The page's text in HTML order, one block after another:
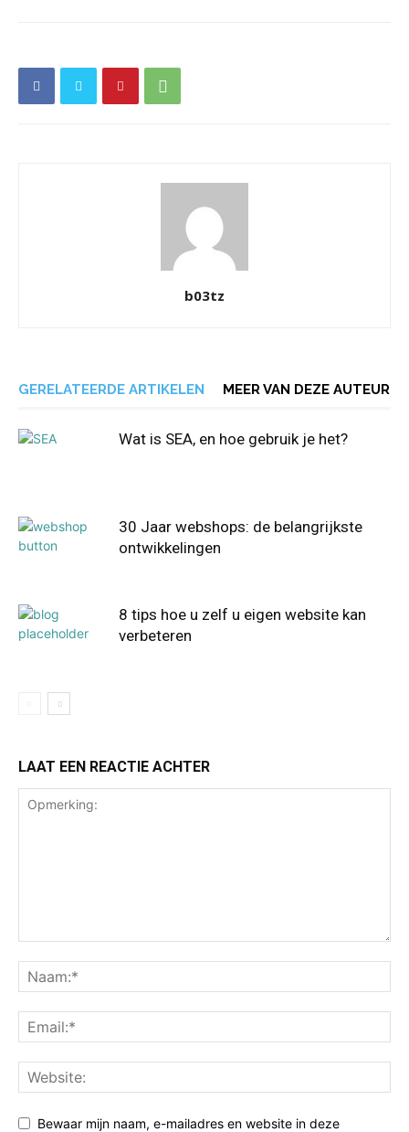
b03tz
GERELATEERDE ARTIKELEN MEER VAN DEZE AUTEUR
Wat is SEA, en hoe gebruik je het?
30 Jaar webshops: de belangrijkste
ontwikkelingen
8 tips hoe u zelf u eigen website kan
verbeteren
LAAT EEN REACTIE ACHTER
Bewaar mijn naam, e-mailadres en website in deze